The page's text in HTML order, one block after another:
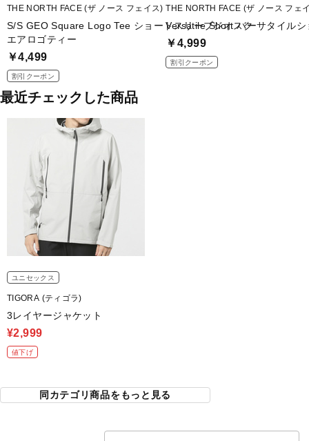
THE NORTH FACE (ザ ノース フェイス)
S/S GEO Square Logo Tee ショートスリーブジオスク
エアロゴティー
￥4,499
割引クーポン
THE NORTH FACE (ザ ノース フェ
Versatile Short バーサタイル
￥4,999
割引クーポン
最近チェックした商品
ユニセックス
TIGORA (ティゴラ)
3レイヤージャケット
¥2,999
値下げ
同カテゴリ商品をもっと見る